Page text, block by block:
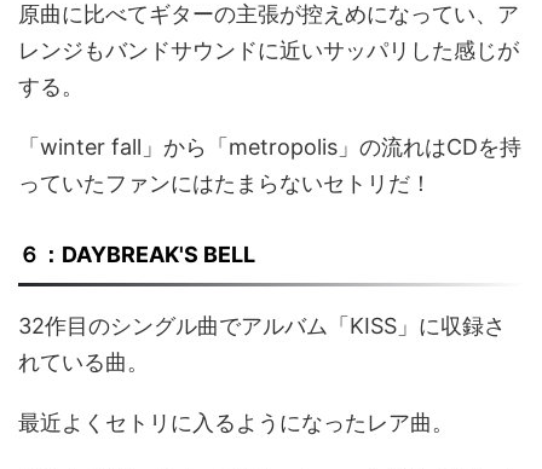
原曲に比べてギターの主張が控えめになってい、ア
レンジもバンドサウンドに近いサッパリした感じが
する。
「winter fall」から「metropolis」の流れはCDを持
っていたファンにはたまらないセトリだ！
６：DAYBREAK'S BELL
32作目のシングル曲でアルバム「KISS」に収録さ
れている曲。
最近よくセトリに入るようになったレア曲。